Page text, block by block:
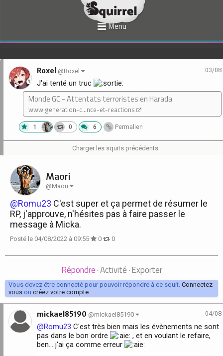
Menu
03/08
Roxel @Roxel
J'ai tenté un truc
Monde GC - Attentats terroristes en Harada
www.generation-c...nce-et-reactions
1 0 6 Permalien
Charger les squits précédents
Maori
@Maori
@Romu23 C'est super et ça permet de résumer le
RP, j'approuve, n'hésites pas à faire passer le
message à Micka.
Posté le 04/08/2022 à 09:55 0 0
Répondre · Activité · Exporter
Vous devez être connecté pour pouvoir répondre à ce squit. Connectez-
vous ou créez votre compte.
04/08
mickael85190 @mickael85190
@Romu23 C'est très bien mais les évènements ne sont
pas dans le bon ordre
, et en voulant le refaire,
ben... j'ai ça comme erreur